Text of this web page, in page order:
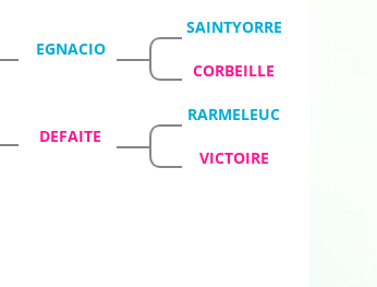
EGNACIO
SAINTYORRE
CORBEILLE
DEFAITE
RARMELEUC
VICTOIRE